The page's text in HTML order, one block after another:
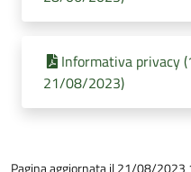
Informativa privacy
21/08/2023)
Pagina aggiornata il 21/08/2023